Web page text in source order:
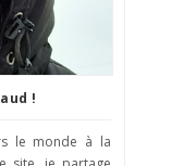
!
le monde à la